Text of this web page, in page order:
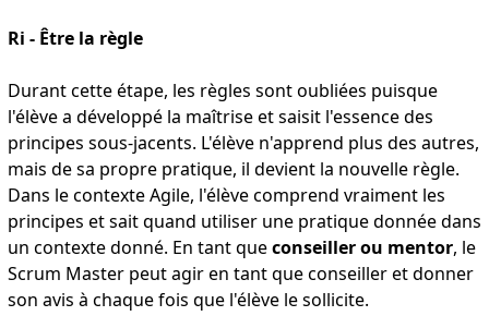
Ri - Être la règle
Durant cette étape, les règles sont oubliées puisque
l'élève a développé la maîtrise et saisit l'essence des
principes sous-jacents. L'élève n'apprend plus des autres,
mais de sa propre pratique, il devient la nouvelle règle.
Dans le contexte Agile, l'élève comprend vraiment les
principes et sait quand utiliser une pratique donnée dans
un contexte donné. En tant queconseiller ou mentor, le
Scrum Master peut agir en tant que conseiller et donner
son avis à chaque fois que l'élève le sollicite.